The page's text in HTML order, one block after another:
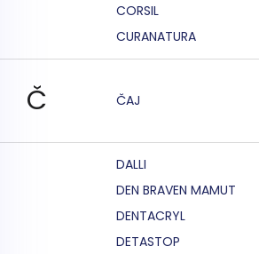
CORSIL
CURANATURA
Č ČAJ
DALLI
DEN BRAVEN MAMUT
DENTACRYL
DETASTOP